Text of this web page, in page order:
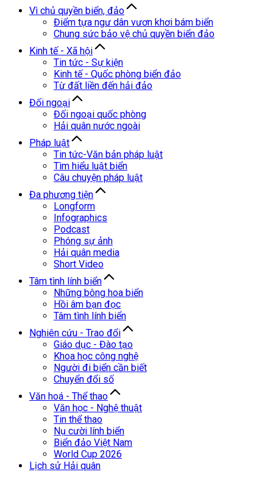
Vì chủ quyền biển, đảo
Điểm tựa ngư dân vươn khơi bám biển
Chung sức bảo vệ chủ quyền biển đảo
Kinh tế - Xã hội
Tin tức - Sự kiện
Kinh tế - Quốc phòng biển đảo
Từ đất liền đến hải đảo
Đối ngoại
Đối ngoại quốc phòng
Hải quân nước ngoài
Pháp luật
Tin tức-Văn bản pháp luật
Tìm hiểu luật biển
Câu chuyện pháp luật
Đa phương tiện
Longform
Infographics
Podcast
Phóng sự ảnh
Hải quân media
Short Video
Tâm tình lính biển
Những bông hoa biển
Hồi âm bạn đọc
Tâm tình lính biển
Nghiên cứu - Trao đổi
Giáo dục - Đào tạo
Khoa học công nghệ
Người đi biển cần biết
Chuyển đổi số
Văn hoá - Thể thao
Văn học - Nghệ thuật
Tin thể thao
Nụ cười lính biển
Biển đảo Việt Nam
World Cup 2026
Lịch sử Hải quân